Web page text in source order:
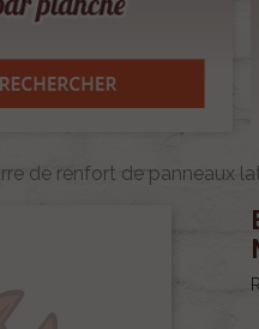
de renfort de panneaux